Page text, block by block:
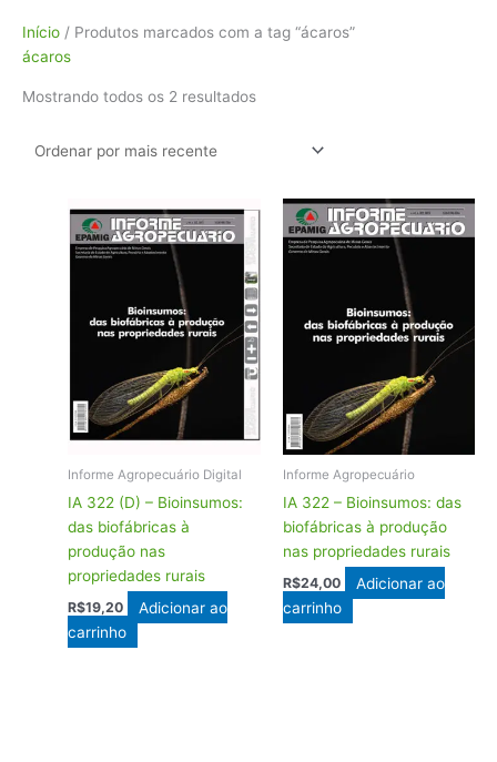
Início / Produtos marcados com a tag “ácaros”
ácaros
Mostrando todos os 2 resultados
Classificado
recente
Informe Agropecuário Digital
IA 322 (D) – Bioinsumos:
das biofábricas à
produção nas
propriedades rurais
R$19,20
Adicionar ao
carrinho
Informe Agropecuário
IA 322 – Bioinsumos: das
biofábricas à produção
nas propriedades rurais
R$24,00
Adicionar ao
carrinho